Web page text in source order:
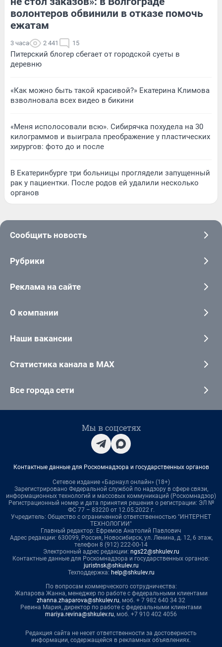
волонтеров обвинили в отказе помочь
ежатам
3 часа 2 441 15
Питерский блогер сбегает от городской суеты в
деревню
«Как можно быть такой красивой?» Екатерина Климова
взволновала всех видео в бикини
«Меня исполосовали всю». Сибирячка похудела на 30
килограммов и выиграла преображение у пластических
хирургов: фото до и после
В Екатеринбурге три больницы проглядели запущенный
рак у пациентки. После родов ей удалили несколько
органов
Сообщить новость
Рубрики
Реклама на сайте
О компании
Наши вакансии
Статистика канала в MAX
Все города сети
Мы в соцсетях
Контактные данные для Роскомнадзора и государственных органов
Сетевое издание «Барнаул онлайн» (18+)
Зарегистрировано Федеральной службой по надзору в сфере связи,
информационных технологий и массовых коммуникаций (Роскомнадзор)
Регистрационный номер и дата принятия решения о регистрации: ЭЛ №
ФС 77 – 83220 от 12.05.2022 г.
Учредитель: Общество с ограниченной ответственностью "ИНТЕРНЕТ
ТЕХНОЛОГИИ"
Главный редактор: Ефремов Анатолий Павлович
Адрес редакции: 630099, Россия, Новосибирск, ул. Ленина, д. 12, 6 этаж,
телефон 8 (912) 222-00-14
Электронный адрес редакции: ngs22@shkulev.ru
Контактные данные для Роскомнадзора и государственных органов:
juristnsk@shkulev.ru
Техподдержка: help@shkulev.ru
По вопросам коммерческого сотрудничества:
Жапарова Жанна, менеджер по работе с федеральными клиентами
zhanna.zhaparova@shkulev.ru, моб. + 7 982 640 34 32
Ревина Мария, директор по работе с федеральными клиентами
mariya.revina@shkulev.ru, моб. +7 910 402 4056
Редакция сайта не несет ответственности за достоверность
информации, содержащейся в рекламных объявлениях.